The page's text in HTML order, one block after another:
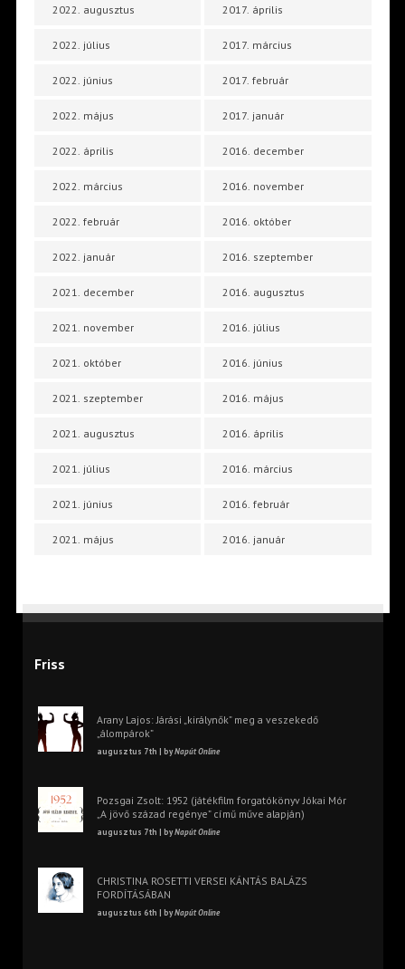
2022. augusztus
2022. július
2022. június
2022. május
2022. április
2022. március
2022. február
2022. január
2021. december
2021. november
2021. október
2021. szeptember
2021. augusztus
2021. július
2021. június
2021. május
2017. április
2017. március
2017. február
2017. január
2016. december
2016. november
2016. október
2016. szeptember
2016. augusztus
2016. július
2016. június
2016. május
2016. április
2016. március
2016. február
2016. január
Friss
Arany Lajos: Járási „királynők” meg a veszekedő
„álompárok”
augusztus 7th | byNapút Online
Pozsgai Zsolt: 1952 (játékfilm forgatókönyv Jókai Mór
„A jövő század regénye” című műve alapján)
augusztus 7th | byNapút Online
CHRISTINA ROSETTI VERSEI KÁNTÁS BALÁZS
FORDÍTÁSÁBAN
augusztus 6th | byNapút Online